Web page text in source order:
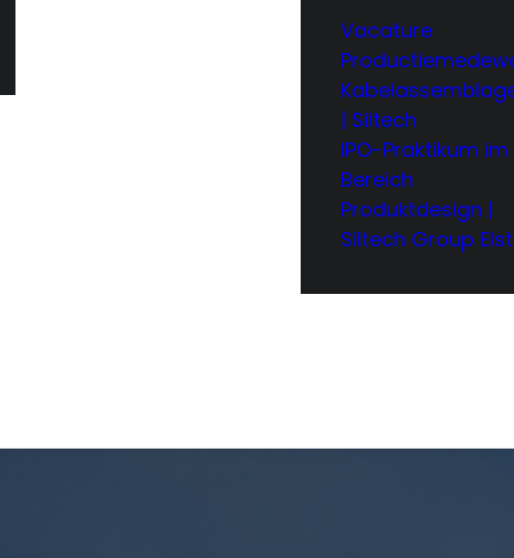
Vacature
| Siltech
IPO-Praktikum im
Bereich
Produktdesign |
Siltech Group Elst